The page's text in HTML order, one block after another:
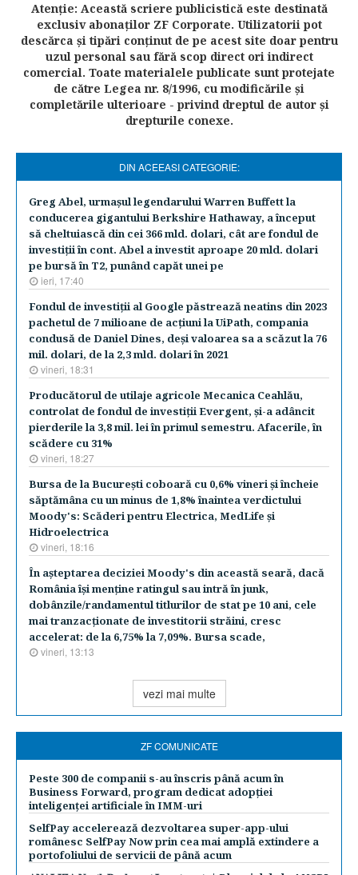
Atenţie: Această scriere publicistică este destinată
exclusiv abonaţilor ZF Corporate. Utilizatorii pot
descărca şi tipări conţinut de pe acest site doar pentru
uzul personal sau fără scop direct ori indirect
comercial. Toate materialele publicate sunt protejate
de către Legea nr. 8/1996, cu modificările şi
completările ulterioare - privind dreptul de autor şi
drepturile conexe.
DIN ACEEASI CATEGORIE:
Greg Abel, urmaşul legendarului Warren Buffett la
conducerea gigantului Berkshire Hathaway, a început
să cheltuiască din cei 366 mld. dolari, cât are fondul de
investiţii în cont. Abel a investit aproape 20 mld. dolari
pe bursă în T2, punând capăt unei pe
ieri, 17:40
Fondul de investiţii al Google păstrează neatins din 2023
pachetul de 7 milioane de acţiuni la UiPath, compania
condusă de Daniel Dines, deşi valoarea sa a scăzut la 76
mil. dolari, de la 2,3 mld. dolari în 2021
vineri, 18:31
Producătorul de utilaje agricole Mecanica Ceahlău,
controlat de fondul de investiţii Evergent, şi-a adâncit
pierderile la 3,8 mil. lei în primul semestru. Afacerile, în
scădere cu 31%
vineri, 18:27
Bursa de la Bucureşti coboară cu 0,6% vineri şi încheie
săptămâna cu un minus de 1,8% înaintea verdictului
Moody's: Scăderi pentru Electrica, MedLife şi
Hidroelectrica
vineri, 18:16
În aşteptarea deciziei Moody's din această seară, dacă
România îşi menţine ratingul sau intră în junk,
dobânzile/randamentul titlurilor de stat pe 10 ani, cele
mai tranzacţionate de investitorii străini, cresc
accelerat: de la 6,75% la 7,09%. Bursa scade,
vineri, 13:13
vezi mai multe
ZF COMUNICATE
Peste 300 de companii s-au înscris până acum în
Business Forward, program dedicat adopției
inteligenței artificiale în IMM-uri
SelfPay accelerează dezvoltarea super-app-ului
românesc SelfPay Now prin cea mai amplă extindere a
portofoliului de servicii de până acum